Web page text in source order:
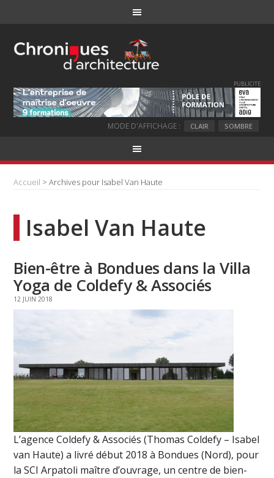
PUBLICITE
MODE D'AFFICHAGE : CLAIR SOMBRE
Accueil > Archives pour Isabel Van Haute
Isabel Van Haute
Bien-être à Bondues dans la Villa
Yoga de Coldefy & Associés
12 JUIN 2018
L’agence Coldefy & Associés (Thomas Coldefy – Isabel
van Haute) a livré début 2018 à Bondues (Nord), pour
la SCI Arpatoli maître d’ouvrage, un centre de bien-